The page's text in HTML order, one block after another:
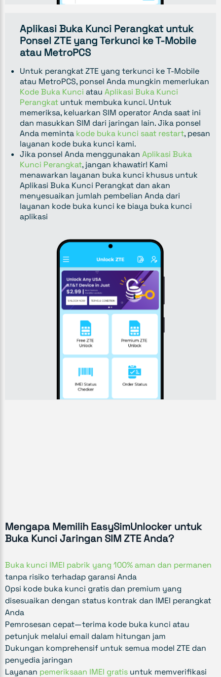
Aplikasi Buka Kunci Perangkat untuk
Ponsel ZTE yang Terkunci ke T-Mobile
atau MetroPCS
Untuk perangkat ZTE yang terkunci ke T-Mobile
atau MetroPCS, ponsel Anda mungkin memerlukan
Kode Buka Kunci atau Aplikasi Buka Kunci
Perangkat untuk membuka kunci. Untuk
memeriksa, keluarkan SIM operator Anda saat ini
dan masukkan SIM dari jaringan lain. Jika ponsel
Anda meminta kode buka kunci saat restart, pesan
layanan kode buka kunci kami.
Jika ponsel Anda menggunakan Aplikasi Buka
Kunci Perangkat, jangan khawatir! Kami
menawarkan layanan buka kunci khusus untuk
Aplikasi Buka Kunci Perangkat dan akan
menyesuaikan jumlah pembelian Anda dari
layanan kode buka kunci ke biaya buka kunci
aplikasi
Mengapa Memilih EasySimUnlocker untuk
Buka Kunci Jaringan SIM ZTE Anda?
Buka kunci IMEI pabrik yang 100% aman dan permanen
tanpa risiko terhadap garansi Anda
Opsi kode buka kunci gratis dan premium yang
disesuaikan dengan status kontrak dan IMEI perangkat
Anda
Pemrosesan cepat—terima kode buka kunci atau
petunjuk melalui email dalam hitungan jam
Dukungan komprehensif untuk semua model ZTE dan
penyedia jaringan
Layanan pemeriksaan IMEI gratis untuk memverifikasi